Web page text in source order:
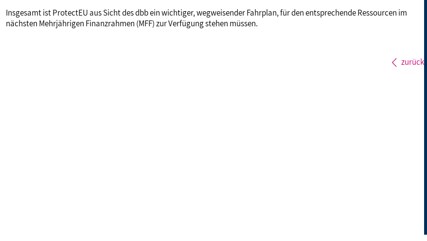
Insgesamt ist ProtectEU aus Sicht des dbb ein wichtiger, wegweisender Fahrplan, für den entsprechende Ressourcen im
nächsten Mehrjährigen Finanzrahmen (MFF) zur Verfügung stehen müssen.
zurück